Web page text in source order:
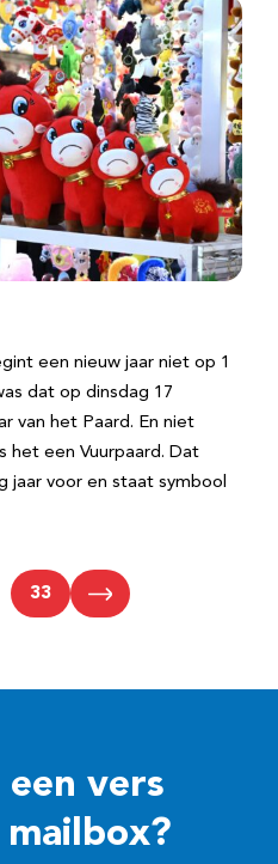
een nieuw jaar niet op 1
dat op dinsdag 17
van het Paard. En niet
het een Vuurpaard. Dat
jaar voor en staat symbool
33
een vers